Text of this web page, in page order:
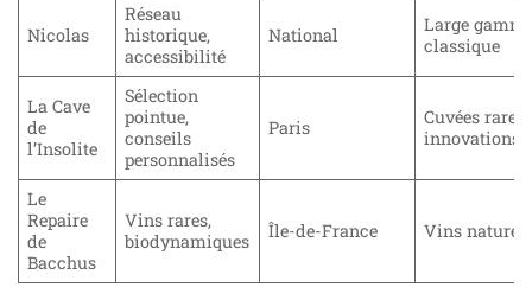
Nicolas
Réseau
historique,
accessibilité
National
Large
classique
La Cave
de
l’Insolite
Sélection
pointue,
conseils
personnalisés
Paris
Cuvées rares,
innovations
Le
Repaire
de
Bacchus
Vins rares,
biodynamiques
Île-de-France Vins